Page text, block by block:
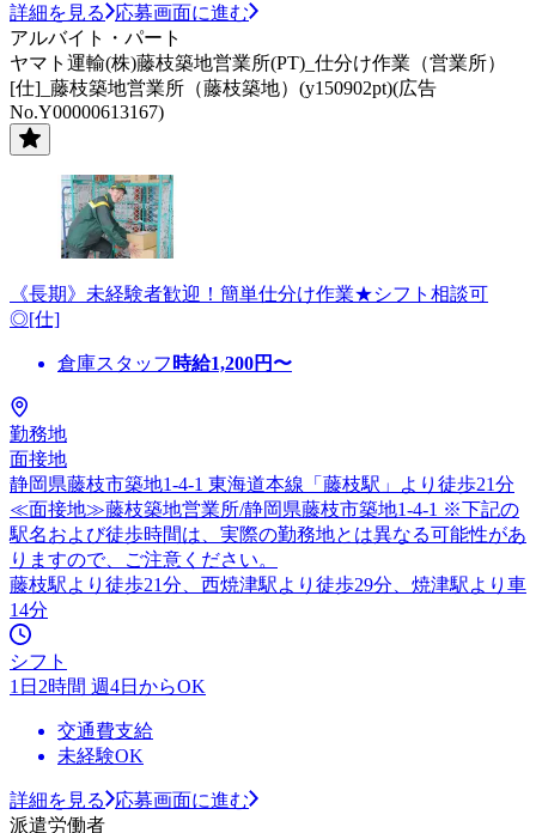
詳細を見る
応募画面に進む
アルバイト・パート
ヤマト運輸(株)藤枝築地営業所(PT)_仕分け作業（営業所）
[仕]_藤枝築地営業所（藤枝築地）(y150902pt)(広告
No.Y00000613167)
《長期》未経験者歓迎！簡単仕分け作業★シフト相談可
◎[仕]
倉庫スタッフ 時給1,200円〜
勤務地
面接地
静岡県藤枝市築地1-4-1 東海道本線「藤枝駅」より徒歩21分
≪面接地≫藤枝築地営業所/静岡県藤枝市築地1-4-1 ※下記の
駅名および徒歩時間は、実際の勤務地とは異なる可能性があ
りますので、ご注意ください。
藤枝駅より徒歩21分、西焼津駅より徒歩29分、焼津駅より車
14分
シフト
1日2時間 週4日からOK
交通費支給
未経験OK
詳細を見る
応募画面に進む
派遣労働者